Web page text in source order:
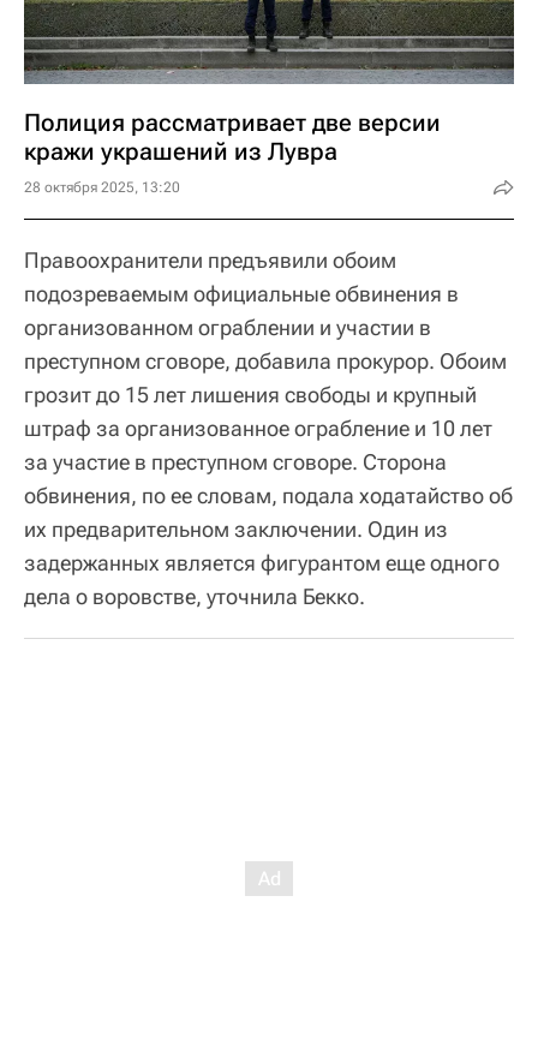
Полиция рассматривает две версии
кражи украшений из Лувра
28 октября 2025, 13:20
Правоохранители предъявили обоим
подозреваемым официальные обвинения в
организованном ограблении и участии в
преступном сговоре, добавила прокурор. Обоим
грозит до 15 лет лишения свободы и крупный
штраф за организованное ограбление и 10 лет
за участие в преступном сговоре. Сторона
обвинения, по ее словам, подала ходатайство об
их предварительном заключении. Один из
задержанных является фигурантом еще одного
дела о воровстве, уточнила Бекко.